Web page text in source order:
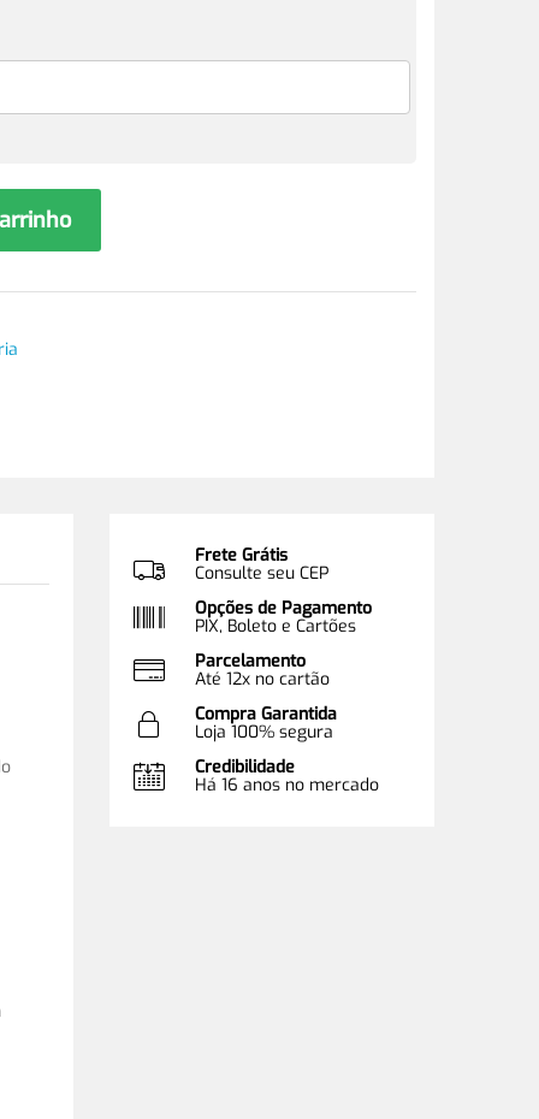
Frete Grátis
Consulte seu CEP
Opções de Pagamento
PIX, Boleto e Cartões
Parcelamento
Até 12x no cartão
Compra Garantida
Loja 100% segura
Credibilidade
Há 16 anos no mercado